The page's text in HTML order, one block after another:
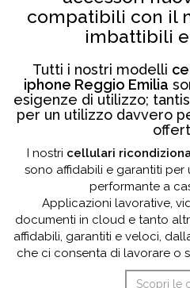
compatibili con il
imbattibili
Tutti i nostri modelli
iphone Reggio Emilia
esigenze di utilizzo;
per un utilizzo davvero
I nostri cellulari
sono affidabili e garantiti per
performante a
Applicazioni lavorative,
documenti in cloud e tanto
affidabili, garantiti e veloci,
che ci consenta di lavorare o
Scopri le